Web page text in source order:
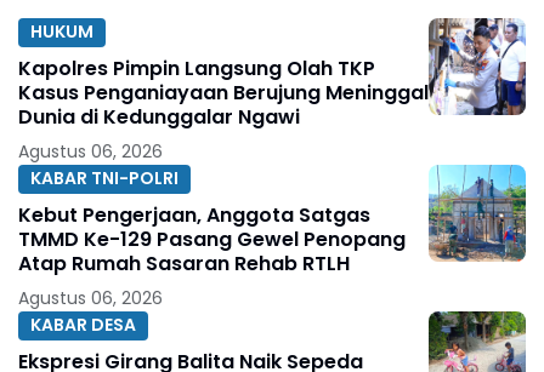
HUKUM
Kapolres Pimpin Langsung Olah TKP
Kasus Penganiayaan Berujung Meninggal
Dunia di Kedunggalar Ngawi
Agustus 06, 2026
KABAR TNI-POLRI
Kebut Pengerjaan, Anggota Satgas
TMMD Ke-129 Pasang Gewel Penopang
Atap Rumah Sasaran Rehab RTLH
Agustus 06, 2026
KABAR DESA
Ekspresi Girang Balita Naik Sepeda